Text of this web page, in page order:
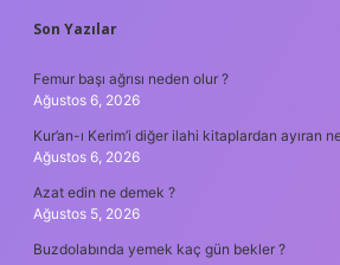
SIDEBAR
Son Yazılar
Femur başı ağrısı neden olur ?
Ağustos 6, 2026
Kur’an-ı Kerim’i diğer ilahi kitaplardan ayıran
Ağustos 6, 2026
Azat edin ne demek ?
Ağustos 5, 2026
Buzdolabında yemek kaç gün bekler ?